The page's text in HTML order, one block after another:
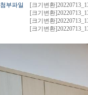
첨부파일
[크기변환
[크기변환
[크기변환
[크기변환